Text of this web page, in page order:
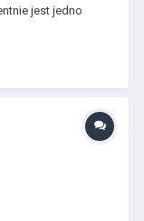
jest jedno